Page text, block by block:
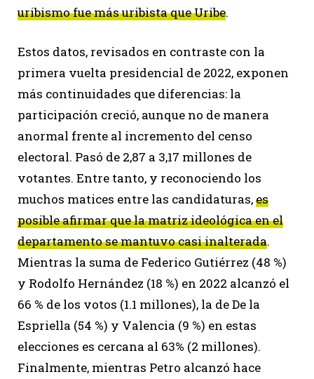
uribismo fue más uribista que Uribe.
Estos datos, revisados en contraste con la
primera vuelta presidencial de 2022, exponen
más continuidades que diferencias: la
participación creció, aunque no de manera
anormal frente al incremento del censo
electoral. Pasó de 2,87 a 3,17 millones de
votantes. Entre tanto, y reconociendo los
muchos matices entre las candidaturas,es
posible afirmar que la matriz ideológica en el
departamento se mantuvo casi inalterada.
Mientras la suma de Federico Gutiérrez (48 %)
y Rodolfo Hernández (18 %) en 2022 alcanzó el
66 % de los votos (1.1 millones), la de De la
Espriella (54 %) y Valencia (9 %) en estas
elecciones es cercana al 63% (2 millones).
Finalmente, mientras Petro alcanzó hace